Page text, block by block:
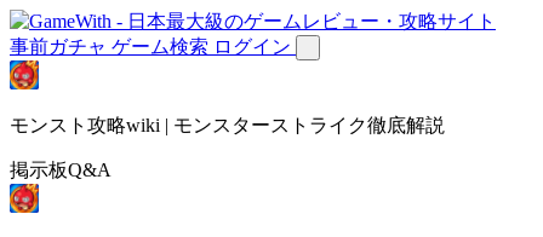
事前ガチャ ゲーム検索 ログイン
モンスト攻略wiki | モンスターストライク徹底解説
掲示板Q&A